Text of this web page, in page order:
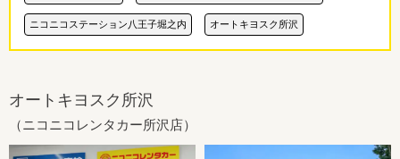
ニコニコステーション八王子堀之内 オートキヨスク所沢
オートキヨスク所沢
（ニコニコレンタカー所沢店）